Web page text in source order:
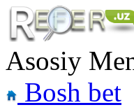
Asosiy
Bosh bet